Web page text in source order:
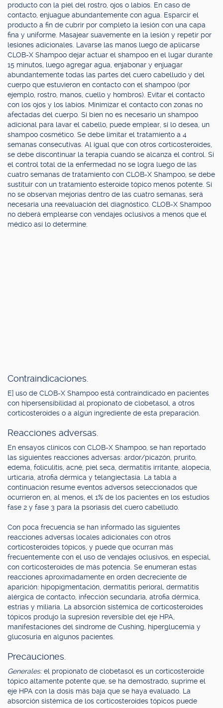
producto con la piel del rostro, ojos o labios. En caso de
contacto, enjuague abundantemente con agua. Esparcir el
producto a fin de cubrir por completo la lesión con una capa
fina y uniforme. Masajear suavemente en la lesión y repetir por
lesiones adicionales. Lavarse las manos luego de aplicarse
CLOB-X Shampoo dejar actuar el shampoo en el lugar durante
15 minutos, luego agregar agua, enjabonar y enjuagar
abundantemente todas las partes del cuero cabelludo y del
cuerpo que estuvieron en contacto con el shampoo (por
ejemplo, rostro, manos, cuello y hombros). Evitar el contacto
con los ojos y los labios. Minimizar el contacto con zonas no
afectadas del cuerpo. Si bien no es necesario un shampoo
adicional para lavar el cabello, puede emplear, si lo desea, un
shampoo cosmético. Se debe limitar el tratamiento a 4
semanas consecutivas. Al igual que con otros corticosteroides,
se debe discontinuar la terapia cuando se alcanza el control. Si
el control total de la enfermedad no se logra luego de las
cuatro semanas de tratamiento con CLOB-X Shampoo, se debe
sustituir con un tratamiento esteroide tópico menos potente. Si
no se observan mejorías dentro de las cuatro semanas, será
necesaria una reevaluación del diagnóstico. CLOB-X Shampoo
no deberá emplearse con vendajes oclusivos a menos que el
médico así lo determine.
Contraindicaciones.
E] uso de CLOB-X Shampoo está contraindicado en pacientes
con hipersensibilidad al propionato de clobetasol, a otros
corticosteroides o a algún ingrediente de esta preparación.
Reacciones adversas.
En ensayos clínicos con CLOB-X Shampoo, se han reportado
las siguientes reacciones adversas: ardor/picazón, prurito,
edema, foliculitis, acné, piel seca, dermatitis irritante, alopecia,
urticaria, atrofia dérmica y telangiectasia. La tabla a
continuación resume eventos adversos seleccionados que
ocurrieron en, al menos, el 1% de los pacientes en los estudios
fase 2 y fase 3 para la psoriasis del cuero cabelludo.
Con poca frecuencia se han informado las siguientes
reacciones adversas locales adicionales con otros
corticosteroides tópicos, y puede que ocurran más
frecuentemente con el uso de vendajes oclusivos, en especial,
con corticosteroides de más potencia. Se enumeran estas
reacciones aproximadamente en orden decreciente de
aparición: hipopigmentación, dermatitis perioral, dermatitis
alérgica de contacto, infección secundaria, atrofia dérmica,
estrías y miliaria. La absorción sistémica de corticosteroides
tópicos produjo la supresión reversible del eje HPA,
manifestaciones del síndrome de Cushing, hiperglucemia y
glucosuria en algunos pacientes.
Precauciones.
Generales:el propionato de clobetasol es un corticosteroide
tópico altamente potente que, se ha demostrado, suprime el
eje HPA con la dosis más baja que se haya evaluado. La
absorción sistémica de los corticosteroides tópicos puede